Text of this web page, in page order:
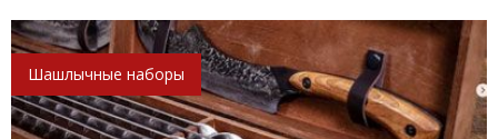
Шашлычные наборы